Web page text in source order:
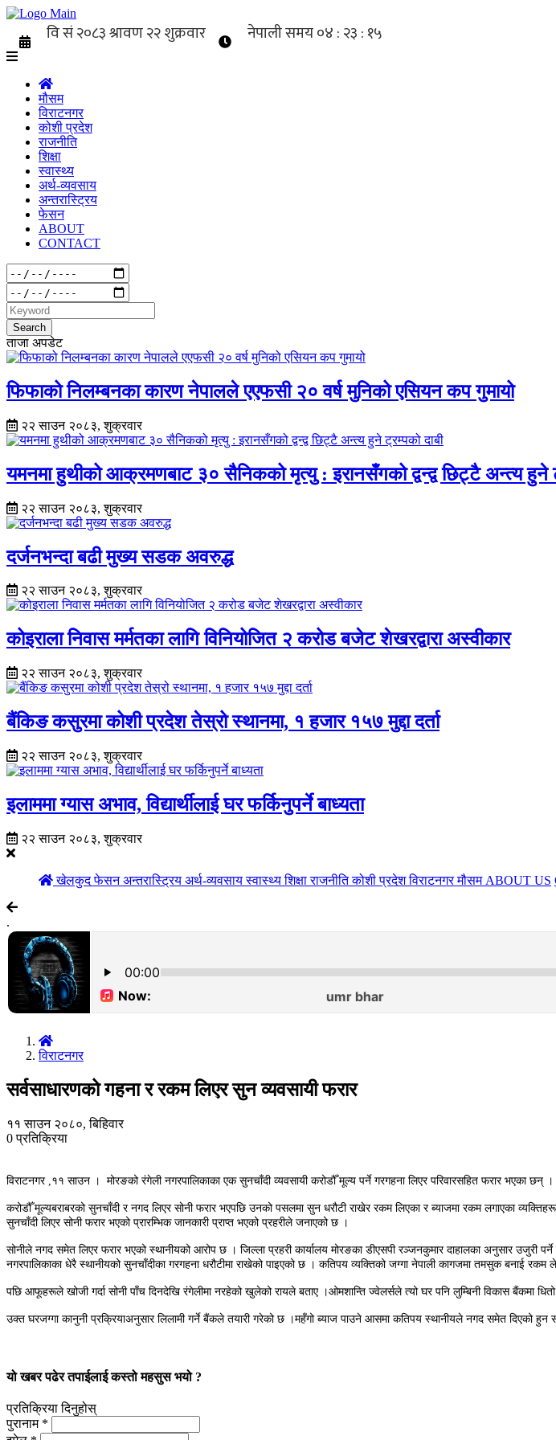
मौसम
विराटनगर
कोशी प्रदेश
राजनीति
शिक्षा
स्वास्थ्य
अर्थ-व्यवसाय
अन्तरास्ट्रिय
फेसन
ABOUT
CONTACT
Search
ताजा अपडेट
फिफाको निलम्बनका कारण नेपालले एएफसी २० वर्ष मुनिको एसियन कप गुमायो
२२ साउन २०८३, शुक्रवार
यमनमा हुथीको आक्रमणबाट ३० सैनिकको मृत्यु : इरानसँगको द्वन्द्व छिट्टै अन्त्य हुने
२२ साउन २०८३, शुक्रवार
दर्जनभन्दा बढी मुख्य सडक अवरुद्ध
२२ साउन २०८३, शुक्रवार
कोइराला निवास मर्मतका लागि विनियोजित २ करोड बजेट शेखरद्वारा अस्वीकार
२२ साउन २०८३, शुक्रवार
बैंकिङ कसुरमा कोशी प्रदेश तेस्रो स्थानमा, १ हजार १५७ मुद्दा दर्ता
२२ साउन २०८३, शुक्रवार
इलाममा ग्यास अभाव, विद्यार्थीलाई घर फर्किनुपर्ने बाध्यता
२२ साउन २०८३, शुक्रवार
खेलकुदफेसनअन्तरास्ट्रिय अर्थ-व्यवसायस्वास्थ्यशिक्षाराजनीतिकोशी प्रदेशविराटनगरमौसम ABOUT US
.
विराटनगर
सर्वसाधारणको गहना र रकम लिएर सुन व्यवसायी फरार
११ साउन २०८०, बिहिवार
0प्रतिक्रिया
विराटनगर ,११ साउन । मोरङको रंगेली नगरपालिकाका एक सुनचाँदी व्यवसायी करोडौँ मूल्य पर्ने गरगहना लिएर परिवारसहित फरार भएका
करोडौँ मूल्यबराबरको सुनचाँदी र नगद लिएर सोनी फरार भएपछि उनको पसलमा सुन धरौटी राखेर रकम लिएका र ब्याजमा रकम लगाएका
सुनचाँदी लिएर सोनी फरार भएको प्रारम्भिक जानकारी प्राप्त भएको प्रहरीले जनाएको छ ।
सोनीले नगद समेत लिएर फरार भएको स्थानीयको आरोप छ । जिल्ला प्रहरी कार्यालय मोरङका डीएसपी रञ्जनकुमार दाहालका अनुसार
नगरपालिकाका धेरै स्थानीयको सुनचाँदीका गरगहना धरौटीमा राखेको पाइएको छ । कतिपय व्यक्तिको जग्गा नेपाली कागजमा तमसुक बनाई
पछि आफूहरूले खोजी गर्दा सोनी पाँच दिनदेखि रंगेलीमा नरहेको खुलेको रायले बताए ।ओमशान्ति ज्वेलर्सले त्यो घर पनि लुम्बिनी विकास बैंकमा
उक्त घरजग्गा कानुनी प्रक्रियाअनुसार लिलामी गर्ने बैंकले तयारी गरेको छ ।महँगो ब्याज पाउने आसमा कतिपय स्थानीयले नगद समेत दिएको हुन
यो खबर पढेर तपाईलाई कस्तो महसुस भयो ?
प्रतिक्रिया दिनुहोस्
पुरानाम *